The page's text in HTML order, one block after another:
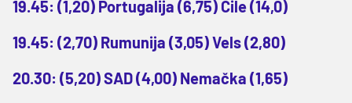
19.45: (1,20) Portugalija (6,75) Čile (14,0)
19.45: (2,70) Rumunija (3,05) Vels (2,80)
20.30: (5,20) SAD (4,00) Nemačka (1,65)